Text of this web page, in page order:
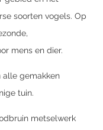
soorten vogels. Op
mens en dier.
alle gemakken
tuin.
metselwerk